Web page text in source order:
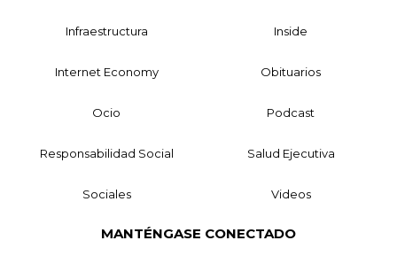
Infraestructura Inside
Internet Economy Obituarios
Ocio Podcast
Responsabilidad Social Salud Ejecutiva
Sociales Videos
MANTÉNGASE CONECTADO